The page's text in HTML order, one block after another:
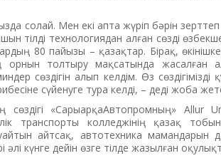
солай. Мен екі апта жүріп бәрін
тілді техноло­гия­дан алған сөзді өзбекше
80 пайызы – қазақтар. Бірақ, өкінішке
орнын толтыру мақсатында жасалған
сөздігін алып кел­дім. Өз
сүйенуге тура келді, – деді жоба
сөзді­гі «СарыарқаАвтопромның» Allur
транспорты кол­­лед­жі­нің қазақ
айтсақ, автотехника мамандарын
күнге дейін өзге тілде жа­­зыл­­ған